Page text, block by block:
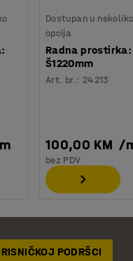
m
Dostupan u nekoliko
opcija
Radna prostirka:
Š1220mm
Art. br.: 24213
100,00 KM /
bez PDV
PODRŠCI